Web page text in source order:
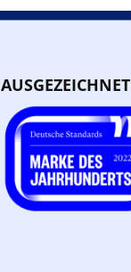
AUSGEZEICHNET